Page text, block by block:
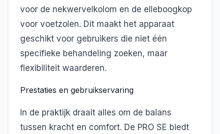
voor de nekwervelkolom en de elleboogkop
voor voetzolen. Dit maakt het apparaat
geschikt voor gebruikers die niet één
specifieke behandeling zoeken, maar
flexibiliteit waarderen.
Prestaties en gebruikservaring
In de praktijk draait alles om de balans
tussen kracht en comfort. De PRO SE biedt